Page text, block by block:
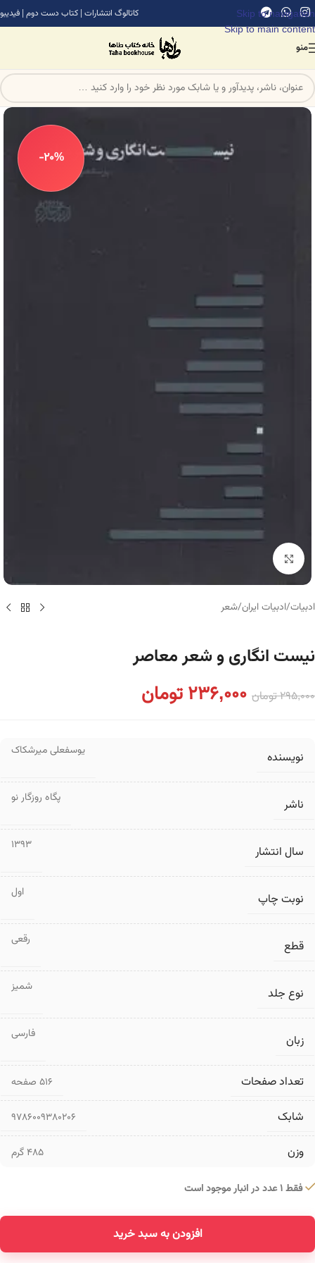
Skip to navigation
Skip to main content
کاتالوگ انتشارات | کتاب دست دوم | فیدیبو
منو
-20%
برای بزرگنمایی کلیک کنید
ادبیات/ادبیات ایران/شعر
نیست انگاری و شعر معاصر
295,000تومان 236,000تومان
نویسنده یوسفعلی میرشکاک
ناشر پگاه روزگار نو
سال انتشار 1393
نوبت چاپ اول
قطع رقعی
نوع جلد شمیز
زبان فارسی
تعداد صفحات ۵۱۶ صفحه
شابک 9786009380206
وزن 485 گرم
فقط 1 عدد در انبار موجود است
افزودن به سبد خرید